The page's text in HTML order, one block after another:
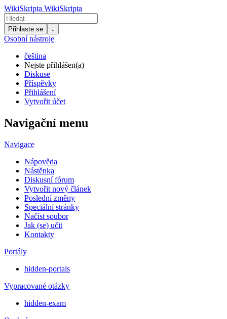
WikiSkripta WikiSkripta
Přihlaste se ↓
Osobní nástroje
čeština
Nejste přihlášen(a)
Diskuse
Příspěvky
Přihlášení
Vytvořit účet
Navigační menu
Navigace
Nápověda
Nástěnka
Diskusní fórum
Vytvořit nový článek
Poslední změny
Speciální stránky
Načíst soubor
Jak (se) učit
Kontakty
Portály
hidden-portals
Vypracované otázky
hidden-exam